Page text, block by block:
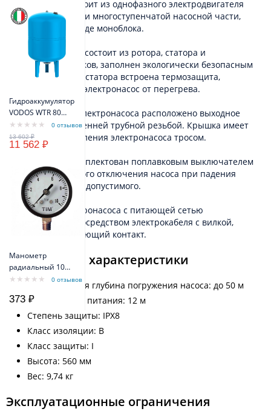
Гидроаккумулятор
VODOS WTR 80
VERT (80 литров,
10bar, G1", +99°C,
мембрана EPDM
0 отзывов
11 562 ₽
Манометр
радиальный 10
бар TIM Y-50-10bar
0 отзывов
373 ₽
Электронасос состоит из однофазного электродвигателя
переменного тока и многоступенчатой насосной части,
выполненных в виде моноблока.
Электродвигатель состоит из ротора, статора и
шарикоподшипников, заполнен экологически безопасным
маслом. В обмотку статора встроена термозащита,
предохраняющая электронасос от перегрева.
В верхней части электронасоса расположено выходное
отверстие с внутренней трубной резьбой. Крышка имеет
два ушка для крепления электронасоса тросом.
Электронасос укомплектован поплавковым выключателем
для автоматического отключения насоса при падения
уровня воды ниже допустимого.
Соединение электронасоса с питающей сетью
осуществляется посредством электрокабеля с вилкой,
имеющей заземляющий контакт.
Технические характеристики
Максимальная глубина погружения насоса: до 50 м
Длина кабеля питания: 12 м
Степень защиты: IPX8
Класс изоляции: B
Класс защиты: I
Высота: 560 мм
Вес: 9,74 кг
Эксплуатационные ограничения